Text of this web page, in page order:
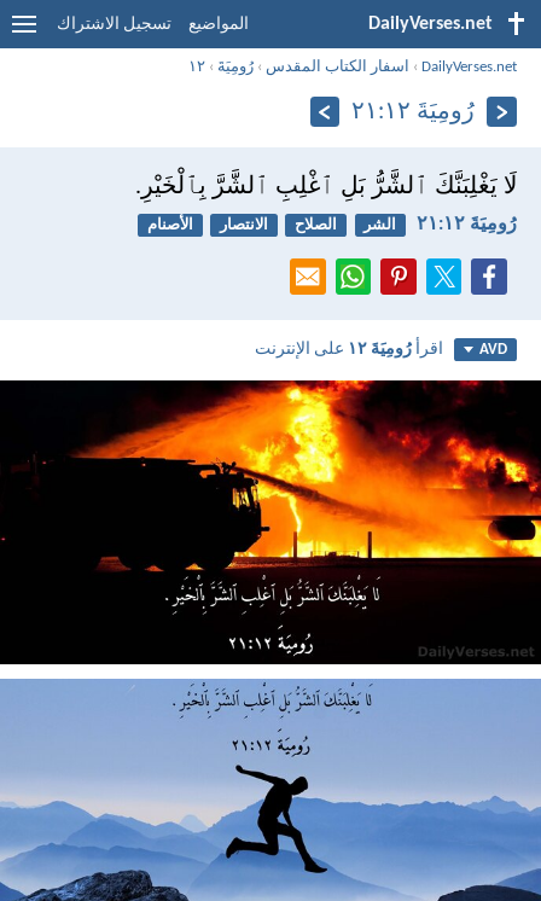
DailyVerses.net المواضيع تسجيل الاشتراك
DailyVerses.net
› اسفار الكتاب المقدس ›رُومِيَةَ ›١٢
رُومِيَةَ ١٢:‏٢١
لَا يَغْلِبَنَّكَ ٱلشَّرُّ بَلِ ٱغْلِبِ ٱلشَّرَّ بِٱلْخَيْرِ.
رُومِيَةَ ١٢:‏٢١ الشر الصلاح الانتصار الأصنام
AVD اقرأرُومِيَةَ ١٢ على الإنترنت